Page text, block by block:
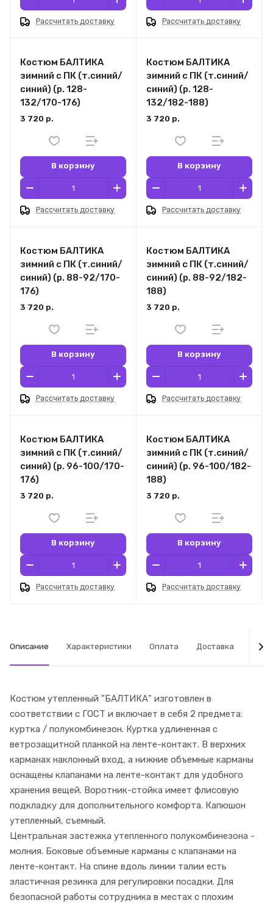
Рассчитать доставку Рассчитать доставку
Костюм БАЛТИКА
зимний с ПК (т.синий/
синий) (р. 128-
132/170-176)
3 720 р.
В корзину
Рассчитать доставку
Костюм БАЛТИКА
зимний с ПК (т.синий/
синий) (р. 128-
132/182-188)
3 720 р.
В корзину
Рассчитать доставку
Костюм БАЛТИКА
зимний с ПК (т.синий/
синий) (р. 88-92/170-
176)
3 720 р.
В корзину
Рассчитать доставку
Костюм БАЛТИКА
зимний с ПК (т.синий/
синий) (р. 88-92/182-
188)
3 720 р.
В корзину
Рассчитать доставку
Костюм БАЛТИКА
зимний с ПК (т.синий/
синий) (р. 96-100/170-
176)
3 720 р.
В корзину
Рассчитать доставку
Костюм БАЛТИКА
зимний с ПК (т.синий/
синий) (р. 96-100/182-
188)
3 720 р.
В корзину
Рассчитать доставку
Описание Характеристики Оплата Доставка
Костюм утепленный "БАЛТИКА" изготовлен в
соответствии с ГОСТ и включает в себя 2 предмета:
куртка / полукомбинезон. Куртка удлиненная с
ветрозащитной планкой на ленте-контакт. В верхних
карманах наклонный вход, а нижние объемные карманы
оснащены клапанами на ленте-контакт для удобного
хранения вещей. Воротник-стойка имеет флисовую
подкладку для дополнительного комфорта. Капюшон
утепленный, съемный.
Центральная застежка утепленного полукомбинезона -
молния. Боковые объемные карманы с клапанами на
ленте-контакт. На спине вдоль линии талии есть
эластичная резинка для регулировки посадки. Для
безопасной работы сотрудника в местах с плохим